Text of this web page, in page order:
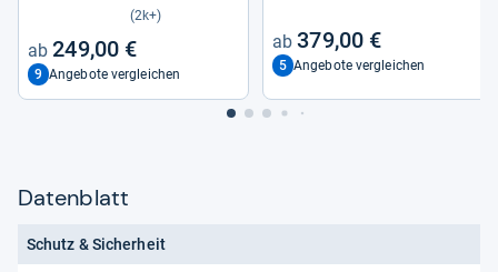
(2k+)
249,00 €
9 Angebote vergleichen
379,00 €
5 Angebote vergleichen
Datenblatt
Schutz & Sicherheit